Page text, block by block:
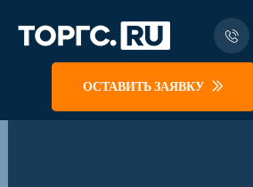
ОСТАВИТЬ ЗАЯВКУ